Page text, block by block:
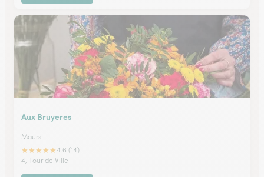
Aux Bruyeres
Maurs
★★★★★4.6 (14)
4, Tour de Ville